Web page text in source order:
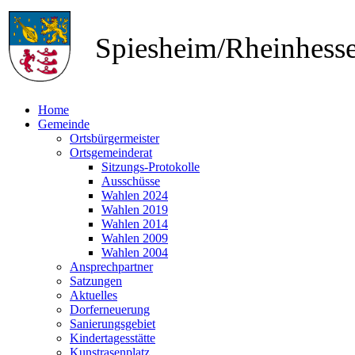
Spiesheim/
Home
Gemeinde
Ortsbürgermeister
Ortsgemeinderat
Sitzungs-Protokolle
Ausschüsse
Wahlen 2024
Wahlen 2019
Wahlen 2014
Wahlen 2009
Wahlen 2004
Ansprechpartner
Satzungen
Aktuelles
Dorferneuerung
Sanierungsgebiet
Kindertagesstätte
Kunstrasenplatz